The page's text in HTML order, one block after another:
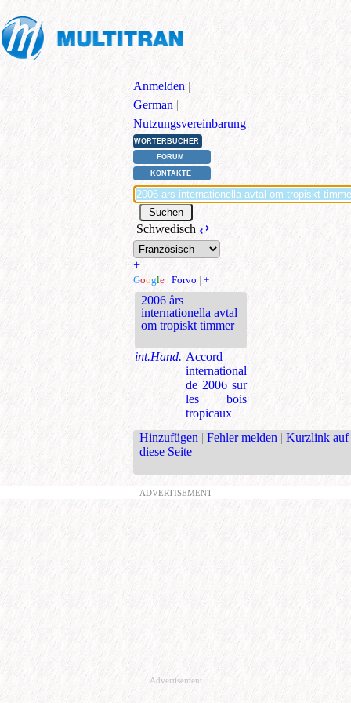
Anmelden |
German |
Nutzungsvereinbarung
WÖRTERBÜCHER
FORUM
KONTAKTE
Schwedisch ⇄
+
Google | Forvo | +
2006 års
internationella avtal
om tropiskt timmer
int.Hand. Accord
international
de 2006 sur
les bois
tropicaux
Hinzufügen | Fehler melden | Kurzlink auf
diese Seite
ADVERTISEMENT
Advertisement